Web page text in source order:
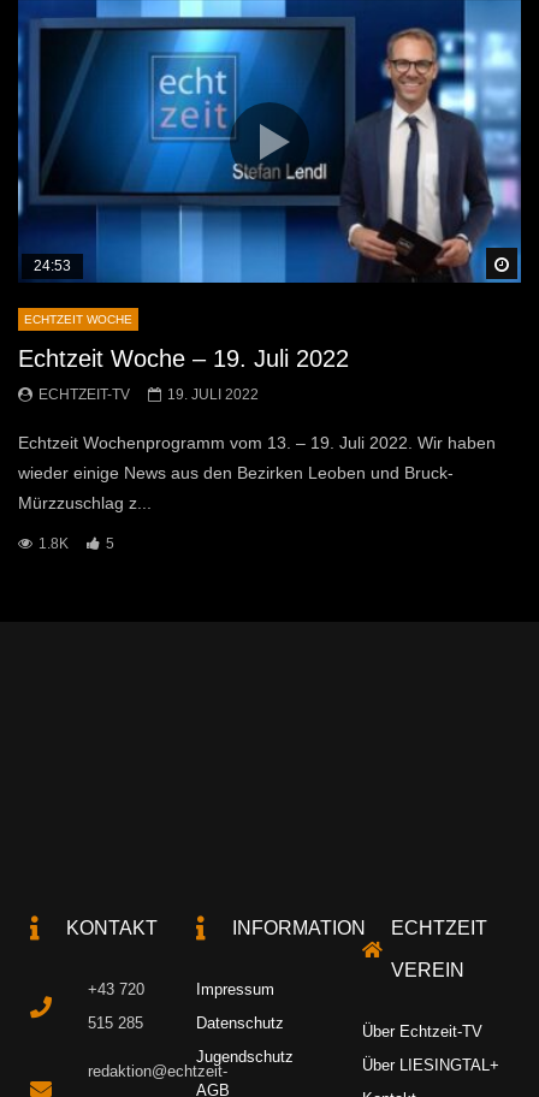
24:53
ECHTZEIT WOCHE
Echtzeit Woche – 19. Juli 2022
ECHTZEIT-TV 19. JULI 2022
Echtzeit Wochenprogramm vom 13. – 19. Juli 2022. Wir haben
wieder einige News aus den Bezirken Leoben und Bruck-
Mürzzuschlag z...
1.8K 5
KONTAKT
+43 720
515 285
redaktion@echtzeit-
INFORMATION
Impressum
Datenschutz
Jugendschutz
AGB
ECHTZEIT
VEREIN
Über Echtzeit-TV
Über LIESINGTAL+